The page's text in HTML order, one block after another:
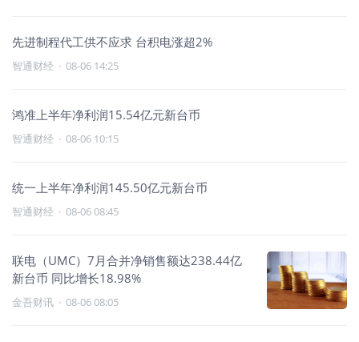
先进制程代工供不应求 台积电涨超2%
智通财经 · 08-06 14:25
鸿准上半年净利润15.54亿元新台币
智通财经 · 08-06 10:15
统一上半年净利润145.50亿元新台币
智通财经 · 08-06 08:45
联电（UMC）7月合并净销售额达238.44亿
新台币 同比增长18.98%
金吾财讯 · 08-06 08:05